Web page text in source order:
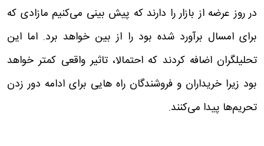
در روز عرضه از بازار را دارند که پیش بینی می‌کنیم مازادی که
برای امسال برآورد شده بود را از بین خواهد برد. اما این
تحلیلگران اضافه کردند که احتمالا، تاثیر واقعی کمتر خواهد
بود زیرا خریداران و فروشندگان راه هایی برای ادامه دور زدن
تحریم‌ها پیدا می‌کنند.